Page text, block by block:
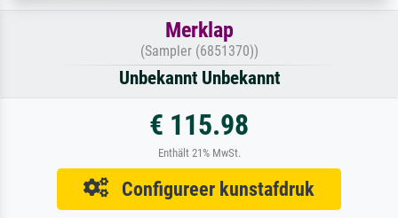
Merklap
(Sampler (6851370))
Unbekannt Unbekannt
€ 115.98
Enthält 21% MwSt.
Configureer kunstafdruk